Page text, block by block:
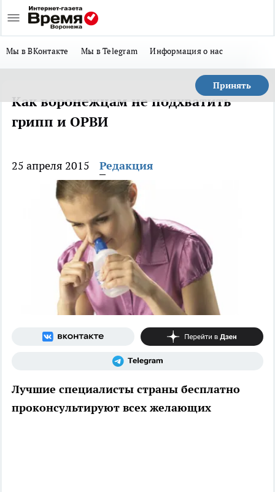
Мы в ВКонтакте Мы в Telegram Информация о нас
Принять
Как воронежцам не подхватить
грипп и ОРВИ
25 апреля 2015 Редакция
Лучшие специалисты страны бесплатно
проконсультируют всех желающих